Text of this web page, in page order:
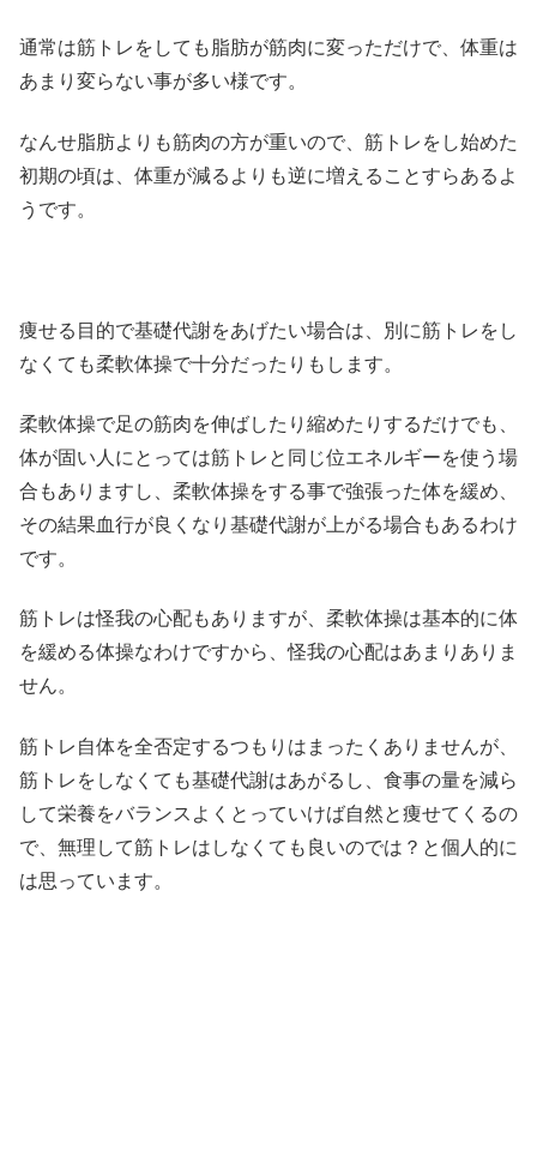
通常は筋トレをしても脂肪が筋肉に変っただけで、体重は
あまり変らない事が多い様です。
なんせ脂肪よりも筋肉の方が重いので、筋トレをし始めた
初期の頃は、体重が減るよりも逆に増えることすらあるよ
うです。
痩せる目的で基礎代謝をあげたい場合は、別に筋トレをし
なくても柔軟体操で十分だったりもします。
柔軟体操で足の筋肉を伸ばしたり縮めたりするだけでも、
体が固い人にとっては筋トレと同じ位エネルギーを使う場
合もありますし、柔軟体操をする事で強張った体を緩め、
その結果血行が良くなり基礎代謝が上がる場合もあるわけ
です。
筋トレは怪我の心配もありますが、柔軟体操は基本的に体
を緩める体操なわけですから、怪我の心配はあまりありま
せん。
筋トレ自体を全否定するつもりはまったくありませんが、
筋トレをしなくても基礎代謝はあがるし、食事の量を減ら
して栄養をバランスよくとっていけば自然と痩せてくるの
で、無理して筋トレはしなくても良いのでは？と個人的に
は思っています。